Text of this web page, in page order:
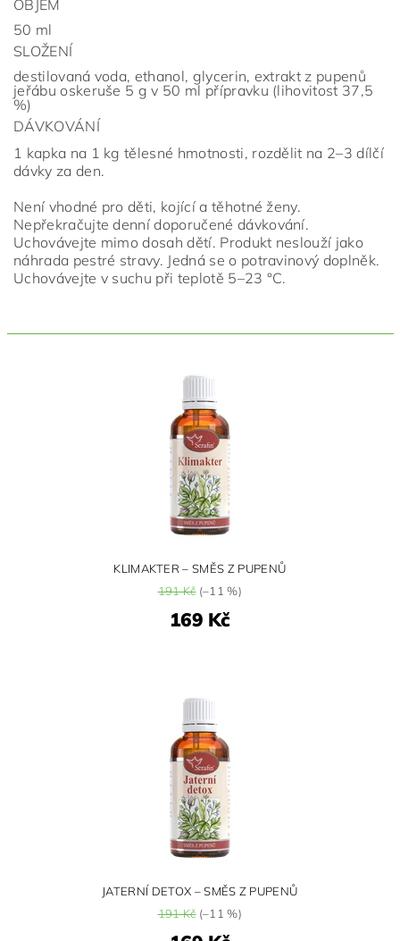
OBJEM
50 ml
SLOŽENÍ
destilovaná voda, ethanol, glycerin, extrakt z pupenů
jeřábu oskeruše 5 g v 50 ml přípravku (lihovitost 37,5
%)
DÁVKOVÁNÍ
1 kapka na 1 kg tělesné hmotnosti, rozdělit na 2–3 dílčí
dávky za den.
Není vhodné pro děti, kojící a těhotné ženy.
Nepřekračujte denní doporučené dávkování.
Uchovávejte mimo dosah dětí. Produkt neslouží jako
náhrada pestré stravy. Jedná se o potravinový doplněk.
Uchovávejte v suchu při teplotě 5–23 °C.
KLIMAKTER – SMĚS Z PUPENŮ
191 Kč(–11 %)
169 Kč
JATERNÍ DETOX – SMĚS Z PUPENŮ
191 Kč(–11 %)